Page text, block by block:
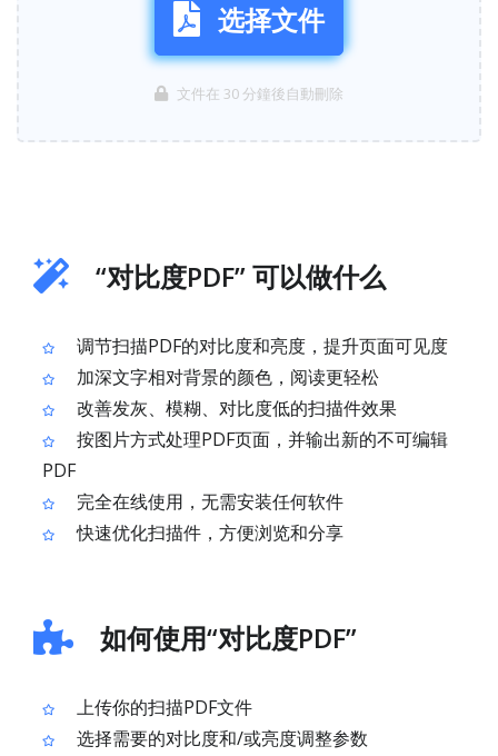
选择文件
文件在 30 分鐘後自動刪除
“对比度PDF” 可以做什么
调节扫描PDF的对比度和亮度，提升页面可见度
加深文字相对背景的颜色，阅读更轻松
改善发灰、模糊、对比度低的扫描件效果
按图片方式处理PDF页面，并输出新的不可编辑
PDF
完全在线使用，无需安装任何软件
快速优化扫描件，方便浏览和分享
如何使用“对比度PDF”
上传你的扫描PDF文件
选择需要的对比度和/或亮度调整参数